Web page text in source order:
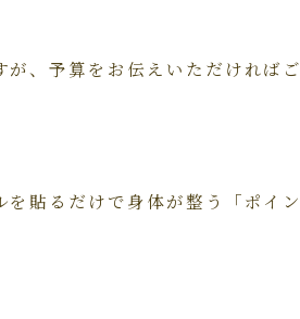
、予算をお伝えいただければ
貼るだけで身体が整う「ポイ